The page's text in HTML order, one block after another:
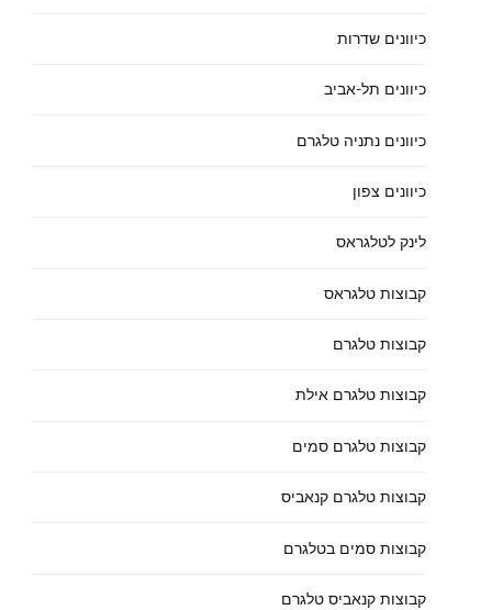
כיוונים שדרות
כיוונים תל-אביב
כיוונים נתניה טלגרם
כיוונים צפון
לינק לטלגראס
קבוצות טלגראס
קבוצות טלגרם
קבוצות טלגרם אילת
קבוצות טלגרם סמים
קבוצות טלגרם קנאביס
קבוצות סמים בטלגרם
קבוצות קנאביס טלגרם